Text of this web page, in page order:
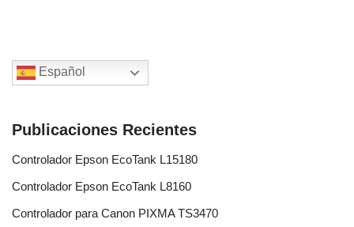
Español
Publicaciones Recientes
Controlador Epson EcoTank L15180
Controlador Epson EcoTank L8160
Controlador para Canon PIXMA TS3470